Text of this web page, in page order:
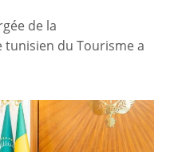
de la
du Tourisme a